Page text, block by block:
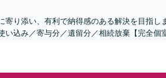
り添い、有利で納得感のある解決を目指し
込み／寄与分／遺留分／相続放棄【完全個室